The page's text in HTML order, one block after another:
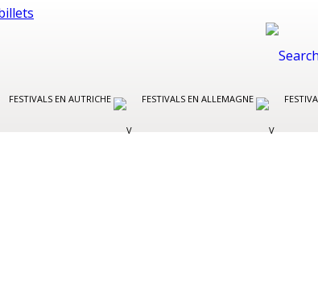
FESTIVALS EN AUTRICHE FESTIVALS EN ALLEMAGNE